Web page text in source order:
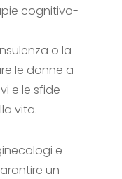
cognitivo-
o la
le donne a
e le sfide
vita.
e
un